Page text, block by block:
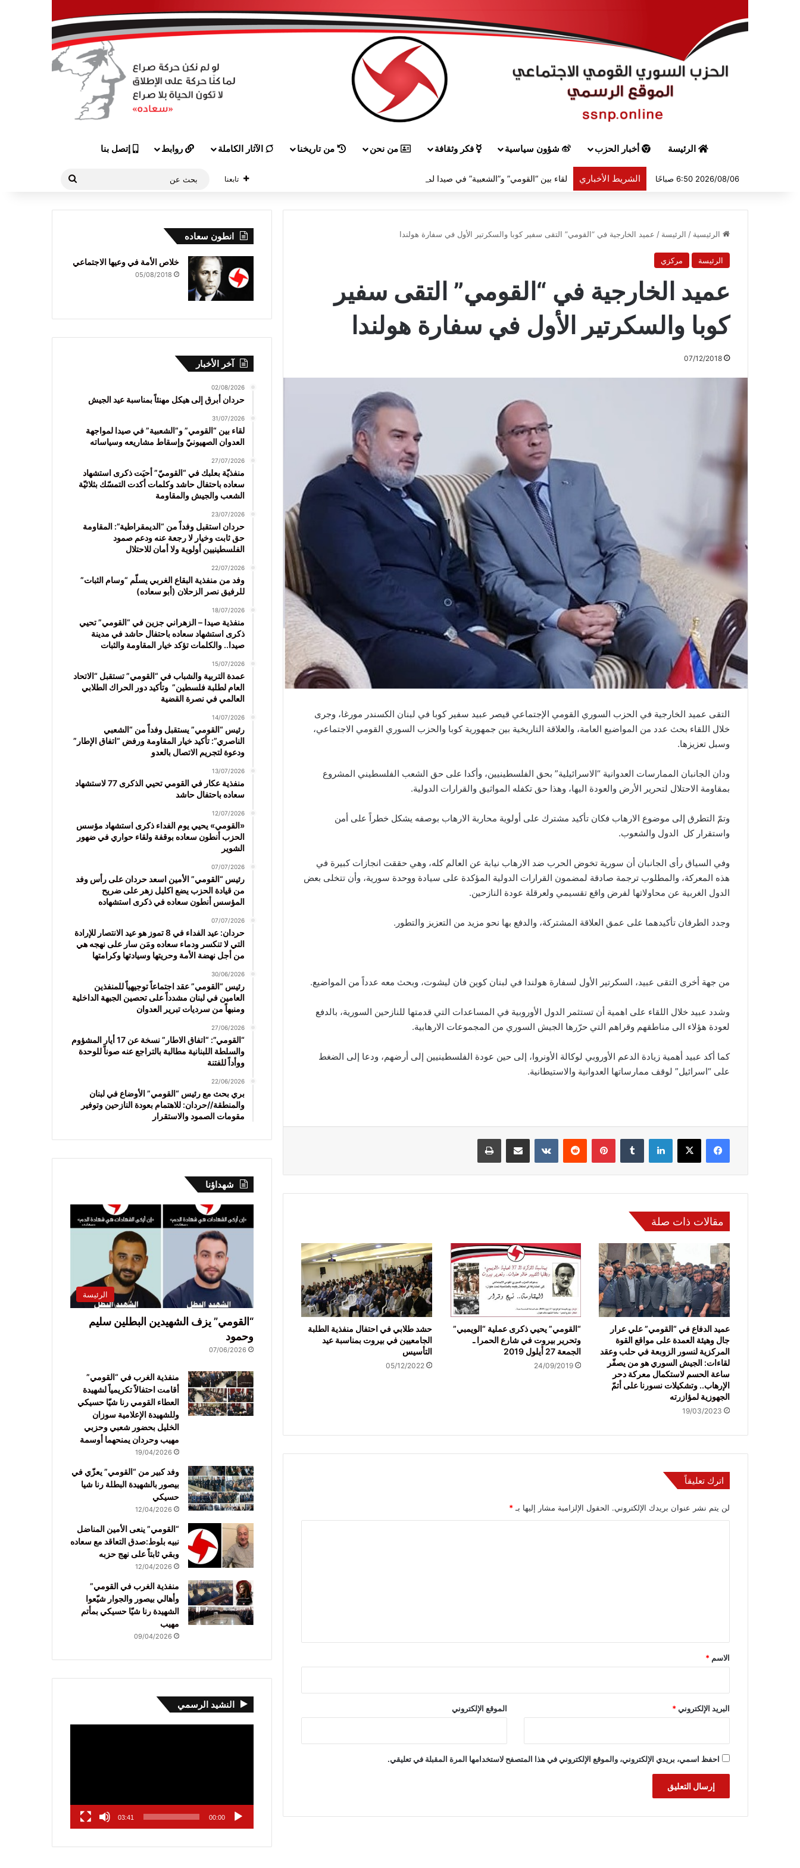
الرئيسة أخبار الحزب شؤون سياسية فكر وثقافة من نحن من تاريخنا الآثار الكاملة روابط إتصل بنا
2026/08/06 6:50 صباحًا الشريط الأخباري تابعنا
الرئيسية / الرئيسة / عميد الخارجية في “القومي” التقى سفير كوبا والسكرتير الأول في سفارة هولندا
الرئيسة مركزي
عميد الخارجية في “القومي” التقى سفير
كوبا والسكرتير الأول في سفارة هولندا
07/12/2018
التقى عميد الخارجية في الحزب السوري القومي الإجتماعي قيصر عبيد سفير كوبا في لبنان الكسندر مورغا، وجرى
خلال اللقاء بحث عدد من المواضيع العامة، والعلاقة التاريخية بين جمهورية كوبا والحزب السوري القومي الاجتماعي،
وسبل تعزيزها.
ودان الجانبان الممارسات العدوانية “الاسرائيلية” بحق الفلسطينيين، وأكدا على حق الشعب الفلسطيني المشروع
بمقاومة الاحتلال لتحرير الأرض والعودة اليها، وهذا حق تكفله المواثيق والقرارات الدولية.
وتمّ التطرق إلى موضوع الارهاب فكان تأكيد مشترك على أولوية محاربة الارهاب بوصفه يشكل خطراً على أمن
واستقرار كل الدول والشعوب.
وفي السياق رأى الجانبان أن سورية تخوض الحرب ضد الارهاب نيابة عن العالم كله، وهي حققت انجازات كبيرة في
هذه المعركة، والمطلوب ترجمة صادقة لمضمون القرارات الدولية المؤكدة على سيادة ووحدة سورية، وأن تتخلى بعض
الدول الغربية عن محاولاتها لفرض واقع تقسيمي ولعرقلة عودة النازحين.
وجدد الطرفان تأكيدهما على عمق العلاقة المشتركة، والدفع بها نحو مزيد من التعزيز والتطور.
من جهة أخرى التقى عبيد، السكرتير الأول لسفارة هولندا في لبنان كوين فان ليشوت، وبحث معه عدداً من المواضيع.
وشدد عبيد خلال اللقاء على اهمية أن تستثمر الدول الأوروبية في المساعدات التي قدمتها للنازحين السورية، بالدفع
لعودة هؤلاء الى مناطقهم وقراهم التي حرّرها الجيش السوري من المجموعات الارهابية.
كما أكد عبيد أهمية زيادة الدعم الأوروبي لوكالة الأونروا، إلى حين عودة الفلسطينيين إلى أرضهم، ودعا إلى الضغط
على “اسرائيل” لوقف ممارساتها العدوانية والاستيطانية.
فيسبوك لينكدإن بينتيريست
مقالات ذات صلة
عميد الدفاع في “القومي” علي عرار
جال وهيئة العمدة على مواقع القوة
المركزية لنسور الزوبعة في حلب وعقد
لقاءات: الجيش السوري هو من يصفّر
ساعة الحسم لاستكمال معركة دحر
الإرهاب.. وتشكيلات نسورنا على أتمّ
الجهوزية لمؤازرته
19/03/2023
“القومي” يحيي ذكرى عملية “الويمبي”
وتحرير بيروت في شارع الحمرا ـ
الجمعة 27 أيلول 2019
24/09/2019
حشد طلابي في احتفال منفذية الطلبة
الجامعيين في بيروت بمناسبة عيد
التأسيس
05/12/2022
اترك تعليقاً
لن يتم نشر عنوان بريدك الإلكتروني. الحقول الإلزامية مشار إليها بـ *
*
الاسم *
البريد الإلكتروني* الموقع الإلكتروني
احفظ اسمي، بريدي الإلكتروني، والموقع الإلكتروني في هذا المتصفح لاستخدامها المرة المقبلة في تعليقي.
انطون سعاده
خلاص الأمة في وعيها الاجتماعي
05/08/2018
آخر الأخبار
02/08/2026
حردان أبرق إلى هيكل مهنئاً بمناسبة عيد الجيش
31/07/2026
لقاء بين “القومي” و”الشعبية” في صيدا لمواجهة
العدوان الصهيونيّ وإسقاط مشاريعه وسياساته
27/07/2026
منفذيّة بعلبك في “القوميّ” أحيَت ذكرى استشهاد
سعاده باحتفال حاشد وكلمات أكدت التمسّك بثلاثيّة
الشعب والجيش والمقاومة
23/07/2026
حردان استقبل وفداً من “الديمقراطية”: المقاومة
حق ثابت وخيار لا رجعة عنه ودعم صمود
الفلسطينيين أولوية ولا أمان للاحتلال
22/07/2026
وفد من منفذية البقاع الغربي يسلّم “وسام الثبات”
للرفيق نصر الزحلان (أبو سعاده)
18/07/2026
منفذية صيدا – الزهراني جزين في “القومي” تحيي
ذكرى استشهاد سعاده باحتفال حاشد في مدينة
صيدا.. والكلمات تؤكد خيار المقاومة والثبات
15/07/2026
عمدة التربية والشباب في “القومي” تستقبل “الاتحاد
العام لطلبة فلسطين” وتأكيد دور الحراك الطلابي
العالمي في نصرة القضية
14/07/2026
رئيس “القومي” يستقبل وفداً من “الشعبي
الناصري”: تأكيد خيار المقاومة ورفض “اتفاق الإطار”
ودعوة لتجريم الاتصال بالعدو
13/07/2026
منفذية عكار في القومي تحيي الذكرى 77 لاستشهاد
سعاده باحتفال حاشد
12/07/2026
«القومي» يحيي يوم الفداء ذكرى استشهاد مؤسس
الحزب أنطون سعاده بوقفة ولقاء حواري في ضهور
الشوير
07/07/2026
رئيس “القومي” الأمين اسعد حردان على رأس وفد
من قيادة الحزب يضع اكليل زهر على ضريح
المؤسس أنطون سعاده في ذكرى استشهاده
07/07/2026
حردان: عيد الفداء في 8 تموز هو عيد الانتصار للإرادة
التي لا تنكسر ودماء سعاده ومَن سار على نهجه هي
من أجل نهضة الأمة وحريتها وسيادتها وكرامتها
30/06/2026
رئيس “القومي” عقد اجتماعاً توجيهياً للمنفذين
العامين في لبنان مشدداً على تحصين الجبهة الداخلية
ومنبهاً من سرديات تبرير العدوان
27/06/2026
“القومي”: “اتفاق الاطار” نسخة عن 17 أيار المشؤوم
والسلطة اللبنانية مطالبة بالتراجع عنه صوناً للوحدة
ووأداً للفتنة
22/06/2026
بري بحث مع رئيس “القومي” الأوضاع في لبنان
والمنطقة//حردان: للاهتمام بعودة النازحين وتوفير
مقومات الصمود والاستقرار
شهداؤنا
الرئيسة
“القومي” يزف الشهيدين البطلين سليم
وحمود
07/06/2026
منفذية الغرب في “القومي”
أقامت احتفالاً تكريمياً لشهيدة
العطاء القومي رنا شيّا حسيكي
وللشهيدة الإعلامية سوزان
الخليل بحضور شعبي وحزبي
مهيب وحردان يمنحهما أوسمة
19/04/2026
وفد كبير من “القومي” يعزّي في
بيصور بالشهيدة البطلة رنا شيا
حسيكي
12/04/2026
“القومي” ينعى الأمين المناضل
نبيه بلوط:صدق التعاقد مع سعاده
وبقي ثابتاً على نهج حزبه
12/04/2026
منفذية الغرب في القومي”
وأهالي بيصور والجوار شيّعوا
الشهيدة رنا شيّا حسيكي بمأتم
مهيب
09/04/2026
النشيد الرسمي
00:00
03:41